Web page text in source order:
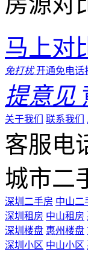
马上对
免打扰 开通免电话
提意见
关于我们 联系我们
客服电
城市二
深圳二手房 中山二
深圳租房 中山租房
深圳楼盘 惠州楼盘
深圳小区 中山小区